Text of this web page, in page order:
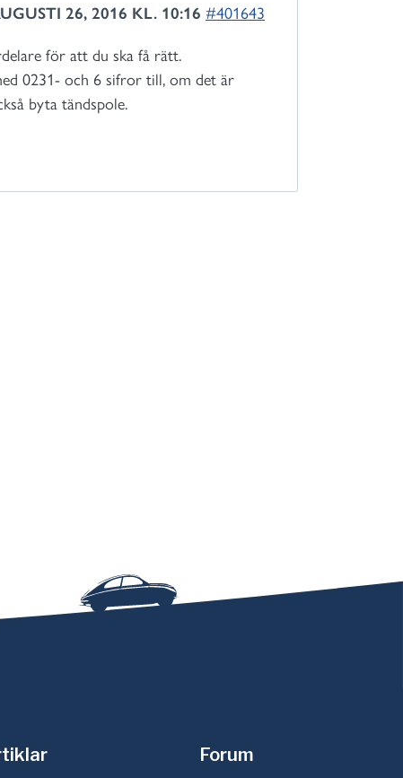
26, 2016 KL. 10:16 #401643
för att du ska få rätt.
0231- och 6 sifror till, om det är
byta tändspole.
Forum